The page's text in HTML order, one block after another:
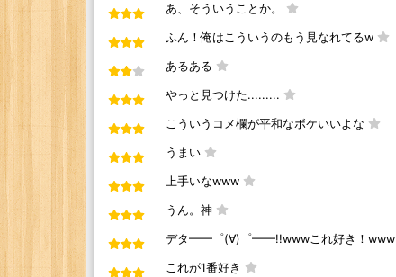
あ、そういうことか。
ふん！俺はこういうのもう見なれてるw
あるある
やっと見つけた.........
こういうコメ欄が平和なボケいいよな
うまい
上手いなwww
うん。神
デタ━━゜(∀)゜━━!!wwwこれ好き！www
これが1番好き